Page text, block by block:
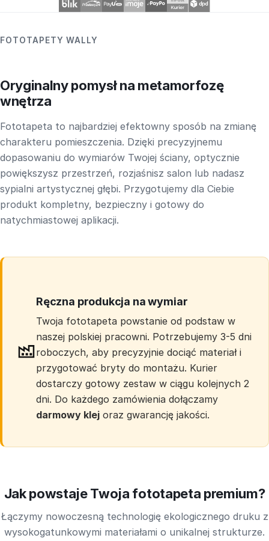
FOTOTAPETY WALLY
Oryginalny pomysł na metamorfozę
wnętrza
Fototapeta to najbardziej efektowny sposób na zmianę
charakteru pomieszczenia. Dzięki precyzyjnemu
dopasowaniu do wymiarów Twojej ściany, optycznie
powiększysz przestrzeń, rozjaśnisz salon lub nadasz
sypialni artystycznej głębi. Przygotujemy dla Ciebie
produkt kompletny, bezpieczny i gotowy do
natychmiastowej aplikacji.
Ręczna produkcja na wymiar
Twoja fototapeta powstanie od podstaw w
naszej polskiej pracowni. Potrzebujemy 3-5 dni
roboczych, aby precyzyjnie dociąć materiał i
przygotować bryty do montażu. Kurier
dostarczy gotowy zestaw w ciągu kolejnych 2
dni. Do każdego zamówienia dołączamy
darmowy klej oraz gwarancję jakości.
Jak powstaje Twoja fototapeta premium?
Łączymy nowoczesną technologię ekologicznego druku z
wysokogatunkowymi materiałami o unikalnej strukturze.